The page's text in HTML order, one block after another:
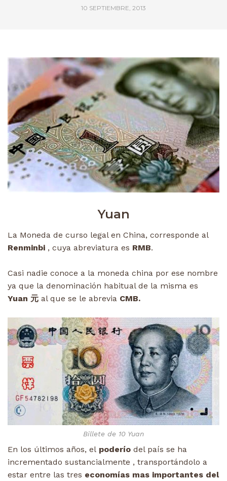
10 SEPTIEMBRE, 2013
Yuan
La Moneda de curso legal en China, corresponde al
Renminbi , cuya abreviatura es RMB.
Casi nadie conoce a la moneda china por ese nombre
ya que la denominación habitual de la misma es
Yuan 元 al que se le abrevia CMB.
Billete de 10 Yuan
En los últimos años, el poderío del país se ha
incrementado sustancialmente , transportándolo a
estar entre las tres economías mas importantes del